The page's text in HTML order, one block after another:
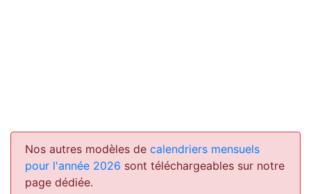
Nos autres modèles de calendriers mensuels
pour l'année 2026 sont téléchargeables sur notre
page dédiée.